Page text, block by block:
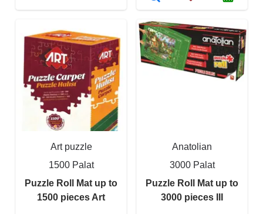
Art puzzle
1500 Palat
Puzzle Roll Mat up to
1500 pieces Art
Anatolian
3000 Palat
Puzzle Roll Mat up to
3000 pieces III